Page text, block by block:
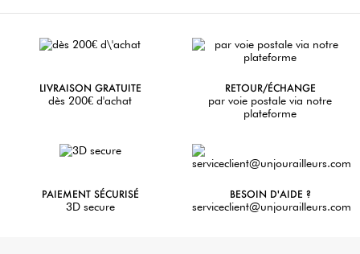
LIVRAISON GRATUITE
dès 200€ d'achat
RETOUR/ÉCHANGE
par voie postale via notre
plateforme
PAIEMENT SÉCURISÉ
3D secure
BESOIN D'AIDE ?
serviceclient@unjourailleurs.com